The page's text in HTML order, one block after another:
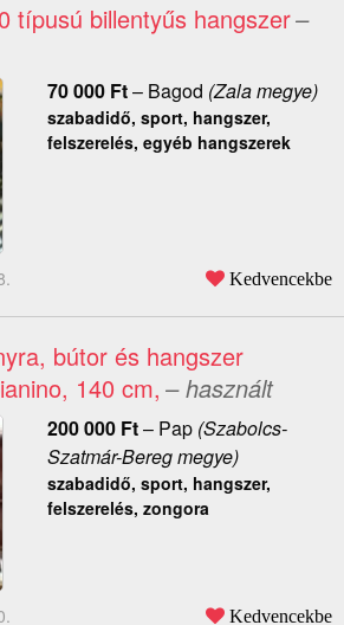
típusú billentyűs hangszer–
70 000 Ft– Bagod (Zala megye)
szabadidő, sport, hangszer,
felszerelés, egyéb hangszerek
Kedvencekbe
bútor és hangszer
140 cm, – használt
200 000 Ft– Pap(Szabolcs-
Szatmár-Bereg megye)
szabadidő, sport, hangszer,
felszerelés, zongora
Kedvencekbe